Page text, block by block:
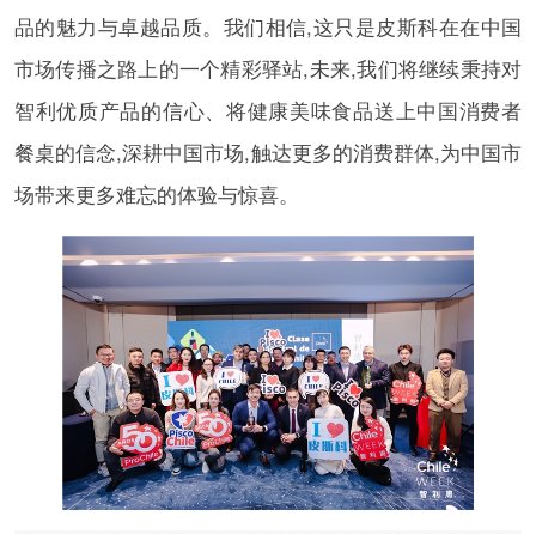
品的魅力与卓越品质。我们相信,这只是皮斯科在在中国
市场传播之路上的一个精彩驿站,未来,我们将继续秉持对
智利优质产品的信心、将健康美味食品送上中国消费者
餐桌的信念,深耕中国市场,触达更多的消费群体,为中国市
场带来更多难忘的体验与惊喜。